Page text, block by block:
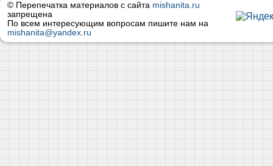
© Перепечатка материалов с сайта mishanita.ru
запрещена
По всем интересующим вопросам пишите нам на
mishanita@yandex.ru